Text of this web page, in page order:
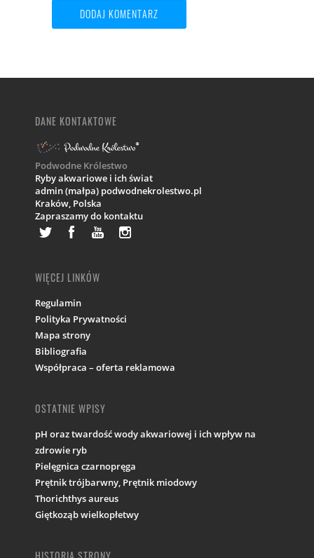
DANE KONTAKTOWE
Podwodne Królestwo
Ryby akwariowe i ich świat
admin (małpa) podwodnekrolestwo.pl
Kraków, Polska
Zapraszamy do kontaktu
WIĘCEJ LINKÓW
Regulamin
Polityka Prywatności
Mapa strony
Bibliografia
Współpraca – oferta reklamowa
OSTATNIE WPISY
pH oraz twardość wody akwariowej i ich wpływ na
zdrowie ryb
Pielęgnica czarnopręga
Prętnik trójbarwny, Prętnik miodowy
Thorichthys aureus
Giętkoząb wielkopłetwy